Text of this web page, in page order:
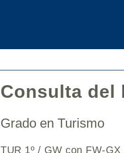
Consulta del
Grado en Turismo
TUR 1º / GW con FW-